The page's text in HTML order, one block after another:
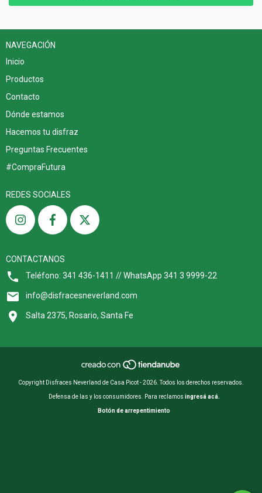
NAVEGACIÓN
Inicio
Productos
Contacto
Dónde estamos
Hacemos tu disfraz
Preguntas Frecuentes
#CompraFutura
REDES SOCIALES
CONTACTANOS
Teléfono: 341 436-1411 // WhatsApp 341 3 9999-22
info@disfracesneverland.com
Salta 2375, Rosario, Santa Fe
Copyright Disfraces Neverland de Casa Picot - 2026. Todos los derechos reservados.
Defensa de las y los consumidores. Para reclamos ingresá acá.
Botón de arrepentimiento